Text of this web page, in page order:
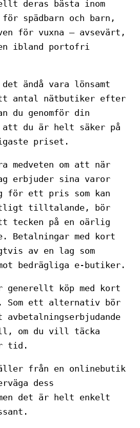
deras bästa inom
spädbarn och barn,
för vuxna – avsevärt,
ibland portofri
ändå vara lönsamt
antal nätbutiker efter
du genomför din
du är helt säker på
priset.
medveten om att när
erbjuder sina varor
ett pris som kan
tilltalande, bör
tecken på en oärlig
Betalningar med kort
av en lag som
bedrägliga e-butiker.
generellt köp med kort
Som ett alternativ bör
om du vill täcka
tid.
från en onlinebutik
dess
det är helt enkelt